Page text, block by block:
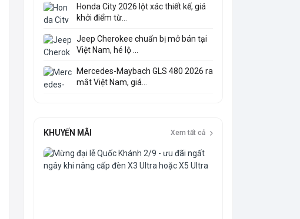
Honda City 2026 lột xác thiết kế, giá
khởi điểm từ...
Jeep Cherokee chuẩn bị mở bán tại
Việt Nam, hé lộ ...
Mercedes-Maybach GLS 480 2026 ra
mắt Việt Nam, giá...
KHUYẾN MÃI Xem tất cả